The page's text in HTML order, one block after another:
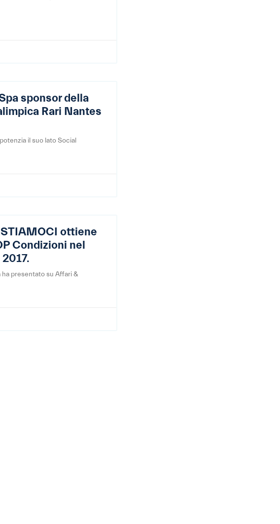
sponsor della
Rari Nantes
il suo lato Social
ottiene
Condizioni nel
ha presentato su Affari &